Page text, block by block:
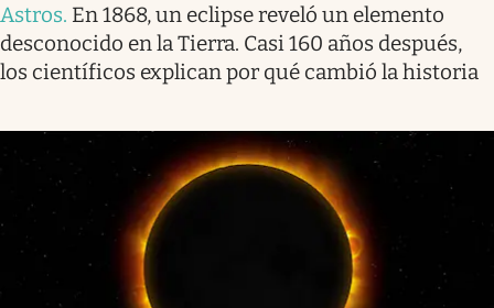
Astros. En 1868, un eclipse reveló un elemento
desconocido en la Tierra. Casi 160 años después,
los científicos explican por qué cambió la historia